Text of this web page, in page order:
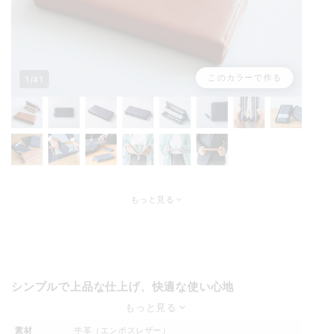
1/41 このカラーで作る
もっと見る
シンプルで上品な仕上げ、快適な使い心地
もっと見る
素材
牛革（エンボスレザー）